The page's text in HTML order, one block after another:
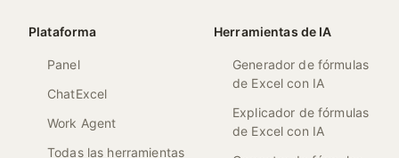
Plataforma
Panel
ChatExcel
Work Agent
Todas las herramientas
Herramientas de IA
Generador de fórmulas
de Excel con IA
Explicador de fórmulas
de Excel con IA